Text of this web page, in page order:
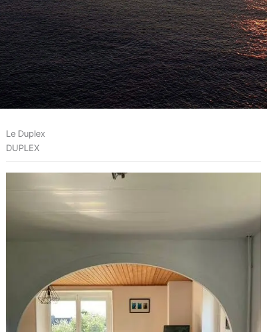
Le Duplex
DUPLEX